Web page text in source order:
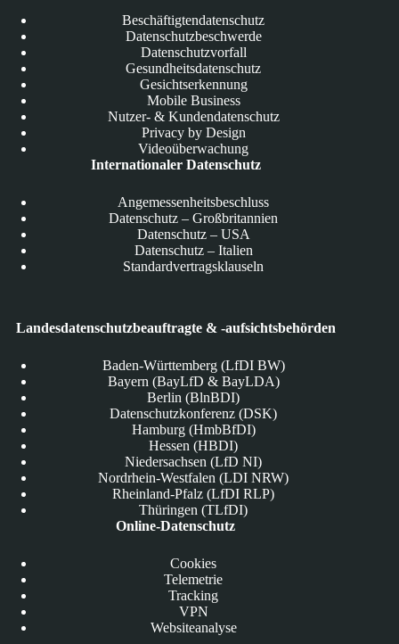
Beschäftigtendatenschutz
Datenschutzbeschwerde
Datenschutzvorfall
Gesundheitsdatenschutz
Gesichtserkennung
Mobile Business
Nutzer- & Kundendatenschutz
Privacy by Design
Videoüberwachung
Internationaler Datenschutz
Angemessenheitsbeschluss
Datenschutz – Großbritannien
Datenschutz – USA
Datenschutz – Italien
Standardvertragsklauseln
Landesdatenschutzbeauftragte & -aufsichtsbehörden
Baden-Württemberg (LfDI BW)
Bayern (BayLfD & BayLDA)
Berlin (BlnBDI)
Datenschutzkonferenz (DSK)
Hamburg (HmbBfDI)
Hessen (HBDI)
Niedersachsen (LfD NI)
Nordrhein-Westfalen (LDI NRW)
Rheinland-Pfalz (LfDI RLP)
Thüringen (TLfDI)
Online-Datenschutz
Cookies
Telemetrie
Tracking
VPN
Websiteanalyse